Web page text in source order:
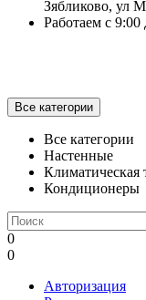
Зябликово, ул
Работаем с 9:00
Все категории
Все категории
Настенные
Климатическая
Кондиционеры
0
0
Авторизация